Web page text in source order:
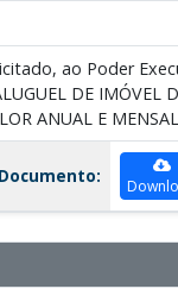
ao Poder
DE IMÓVEL
ANUAL E
Documento: